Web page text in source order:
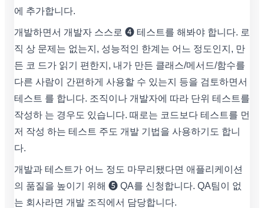
에 추가합니다.
개발하면서 개발자 스스로 ➍ 테스트를 해봐야 합니다. 로
직 상 문제는 없는지, 성능적인 한계는 어느 정도인지, 만
든 코 드가 읽기 편한지, 내가 만든 클래스/메서드/함수를
다른 사람이 간편하게 사용할 수 있는지 등을 검토하면서
테스트 를 합니다. 조직이나 개발자에 따라 단위 테스트를
작성하 는 경우도 있습니다. 때로는 코드보다 테스트를 먼
저 작성 하는 테스트 주도 개발 기법을 사용하기도 합니
다.
개발과 테스트가 어느 정도 마무리됐다면 애플리케이션
의 품질을 높이기 위해 ➎ QA를 신청합니다. QA팀이 없
는 회사라면 개발 조직에서 담당합니다.